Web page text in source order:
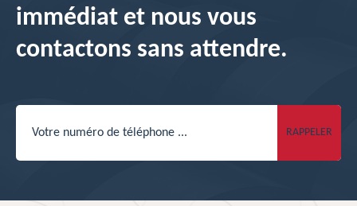
immédiat et nous vous
contactons sans attendre.